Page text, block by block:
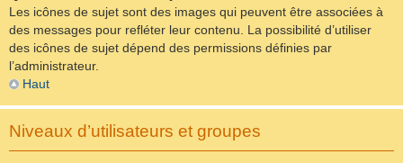
Les icônes de sujet sont des images qui peuvent être associées à
des messages pour refléter leur contenu. La possibilité d’utiliser
des icônes de sujet dépend des permissions définies par
l’administrateur.
Haut
Niveaux d’utilisateurs et groupes